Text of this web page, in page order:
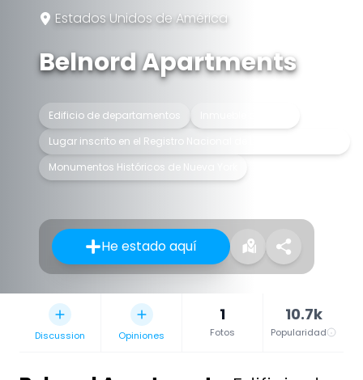
Estados Unidos de América
Belnord Apartments
Edificio de departamentos
Lugar inscrito en el Registro Nacional de Lugares Históricos
Monumentos Históricos de Nueva York
He estado aquí
Discussion Opiniones
1
Fotos
10.7k
Popularidad